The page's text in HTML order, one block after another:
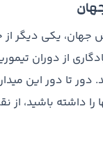
جهان، یکی دیگر
دور تا دور این
را داشته باشید،